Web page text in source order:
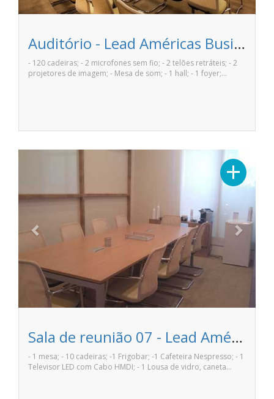
Auditório - Lead Américas Business
- 120 cadeiras; - 2 microfones sem fio; - 2 telões retráteis; - 2
projetores de imagem; - Mesa de som; - 1 hall; - 1 foyer;…
+Next
Sala de reunião 07 - Lead Américas Business
- 1 mesa; - 10 cadeiras; -1 Frigobar; -1 Cafeteira Nespresso; - 1
Televisor LED com Cabo HMDI; - 1 Lousa de vidro, caneta…